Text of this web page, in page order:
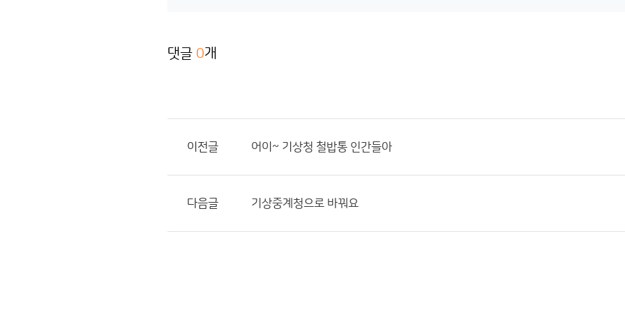
댓글 0개
이전글 어이~ 기상청 철밥통 인간들아
다음글 기상중계청으로 바꿔요